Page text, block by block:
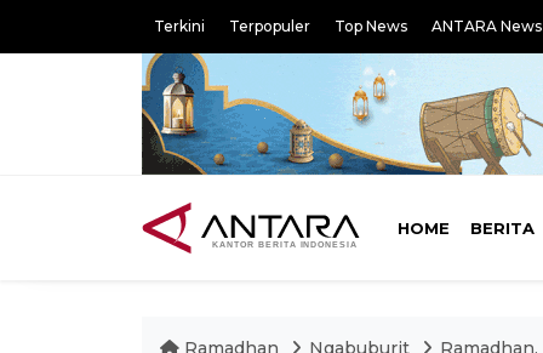
Terkini Terpopuler Top News ANTARA News
HOME BERITA
Ramadhan Ngabuburit